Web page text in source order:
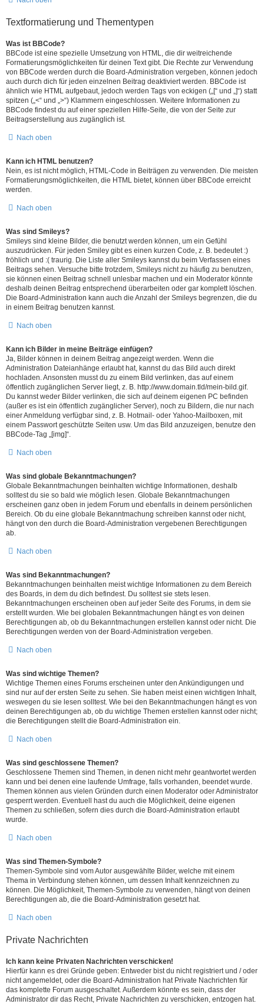
Textformatierung und Thementypen
Was ist BBCode?
BBCode ist eine spezielle Umsetzung von HTML, die dir weitreichende
Formatierungsmöglichkeiten für deinen Text gibt. Die Rechte zur Verwendung
von BBCode werden durch die Board-Administration vergeben, können jedoch
auch durch dich für jeden einzelnen Beitrag deaktiviert werden. BBCode ist
ähnlich wie HTML aufgebaut, jedoch werden Tags von eckigen („[“ und „]“) statt
spitzen („<“ und „>“) Klammern eingeschlossen. Weitere Informationen zu
BBCode findest du auf einer speziellen Hilfe-Seite, die von der Seite zur
Beitragserstellung aus zugänglich ist.
Nach oben
Kann ich HTML benutzen?
Nein, es ist nicht möglich, HTML-Code in Beiträgen zu verwenden. Die meisten
Formatierungsmöglichkeiten, die HTML bietet, können über BBCode erreicht
werden.
Nach oben
Was sind Smileys?
Smileys sind kleine Bilder, die benutzt werden können, um ein Gefühl
auszudrücken. Für jeden Smiley gibt es einen kurzen Code, z. B. bedeutet :)
fröhlich und :( traurig. Die Liste aller Smileys kannst du beim Verfassen eines
Beitrags sehen. Versuche bitte trotzdem, Smileys nicht zu häufig zu benutzen,
sie können einen Beitrag schnell unlesbar machen und ein Moderator könnte
deshalb deinen Beitrag entsprechend überarbeiten oder gar komplett löschen.
Die Board-Administration kann auch die Anzahl der Smileys begrenzen, die du
in einem Beitrag benutzen kannst.
Nach oben
Kann ich Bilder in meine Beiträge einfügen?
Ja, Bilder können in deinem Beitrag angezeigt werden. Wenn die
Administration Dateianhänge erlaubt hat, kannst du das Bild auch direkt
hochladen. Ansonsten musst du zu einem Bild verlinken, das auf einem
öffentlich zugänglichen Server liegt, z. B. http://www.domain.tld/mein-bild.gif.
Du kannst weder Bilder verlinken, die sich auf deinem eigenen PC befinden
(außer es ist ein öffentlich zugänglicher Server), noch zu Bildern, die nur nach
einer Anmeldung verfügbar sind, z. B. Hotmail- oder Yahoo-Mailboxen, mit
einem Passwort geschützte Seiten usw. Um das Bild anzuzeigen, benutze den
BBCode-Tag „[img]“.
Nach oben
Was sind globale Bekanntmachungen?
Globale Bekanntmachungen beinhalten wichtige Informationen, deshalb
solltest du sie so bald wie möglich lesen. Globale Bekanntmachungen
erscheinen ganz oben in jedem Forum und ebenfalls in deinem persönlichen
Bereich. Ob du eine globale Bekanntmachung schreiben kannst oder nicht,
hängt von den durch die Board-Administration vergebenen Berechtigungen
ab.
Nach oben
Was sind Bekanntmachungen?
Bekanntmachungen beinhalten meist wichtige Informationen zu dem Bereich
des Boards, in dem du dich befindest. Du solltest sie stets lesen.
Bekanntmachungen erscheinen oben auf jeder Seite des Forums, in dem sie
erstellt wurden. Wie bei globalen Bekanntmachungen hängt es von deinen
Berechtigungen ab, ob du Bekanntmachungen erstellen kannst oder nicht. Die
Berechtigungen werden von der Board-Administration vergeben.
Nach oben
Was sind wichtige Themen?
Wichtige Themen eines Forums erscheinen unter den Ankündigungen und
sind nur auf der ersten Seite zu sehen. Sie haben meist einen wichtigen Inhalt,
weswegen du sie lesen solltest. Wie bei den Bekanntmachungen hängt es von
deinen Berechtigungen ab, ob du wichtige Themen erstellen kannst oder nicht;
die Berechtigungen stellt die Board-Administration ein.
Nach oben
Was sind geschlossene Themen?
Geschlossene Themen sind Themen, in denen nicht mehr geantwortet werden
kann und bei denen eine laufende Umfrage, falls vorhanden, beendet wurde.
Themen können aus vielen Gründen durch einen Moderator oder Administrator
gesperrt werden. Eventuell hast du auch die Möglichkeit, deine eigenen
Themen zu schließen, sofern dies durch die Board-Administration erlaubt
wurde.
Nach oben
Was sind Themen-Symbole?
Themen-Symbole sind vom Autor ausgewählte Bilder, welche mit einem
Thema in Verbindung stehen können, um dessen Inhalt kennzeichnen zu
können. Die Möglichkeit, Themen-Symbole zu verwenden, hängt von deinen
Berechtigungen ab, die die Board-Administration gesetzt hat.
Nach oben
Private Nachrichten
Ich kann keine Privaten Nachrichten verschicken!
Hierfür kann es drei Gründe geben: Entweder bist du nicht registriert und / oder
nicht angemeldet, oder die Board-Administration hat Private Nachrichten für
das komplette Forum ausgeschaltet. Außerdem könnte es sein, dass der
Administrator dir das Recht, Private Nachrichten zu verschicken, entzogen hat.